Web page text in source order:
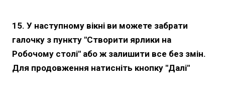
15. У наступному вікні ви можете забрати
галочку з пункту "Створити ярлики на
Робочому столі" або ж залишити все без змін.
Для продовження натисніть кнопку "Далі"